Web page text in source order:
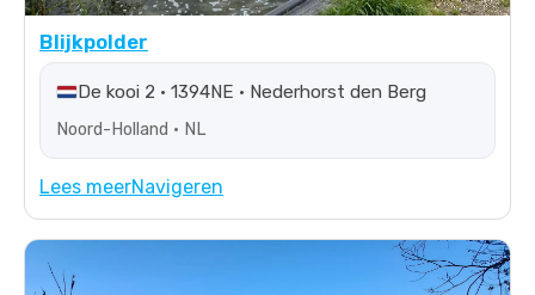
Blijkpolder
De kooi 2 • 1394NE • Nederhorst den Berg
Noord-Holland • NL
Lees meerNavigeren